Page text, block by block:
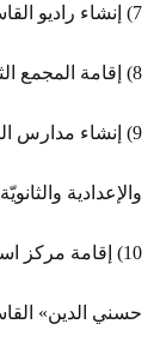
7) إنشاء راديو القاسمي.
8) إقامة المجمع الثقافي في باقة الغربية.
9) إنشاء مدارس
والإعدادية
10) إقامة مركز
حسني الدين»